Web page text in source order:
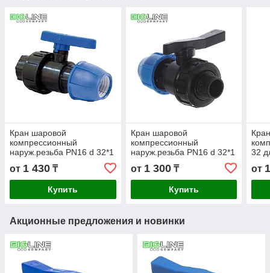
Кран шаровой
компрессионный
наруж.резьба PN16 d 32*1
для ПЭ труб, РТП
от 1 430 ₸
Купить
Кран шаровой
компрессионный
наруж.резьба PN16 d 32*1
для ПЭ труб, Fitsa (5/75)
от 1 300₸
Купить
32
от
Акционные предложения и новинки